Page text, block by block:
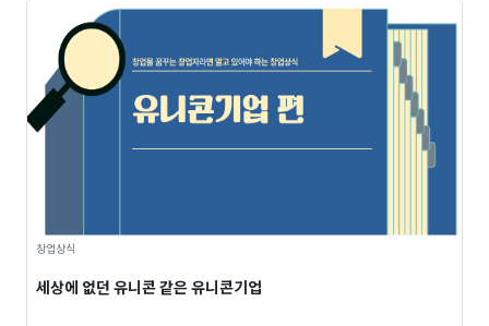
창업상식
세상에 없던 유니콘 같은 유니콘기업